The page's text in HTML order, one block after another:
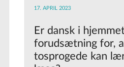
17. APRIL 2023
Er dansk i
forudsætning for,
tosprogede kan